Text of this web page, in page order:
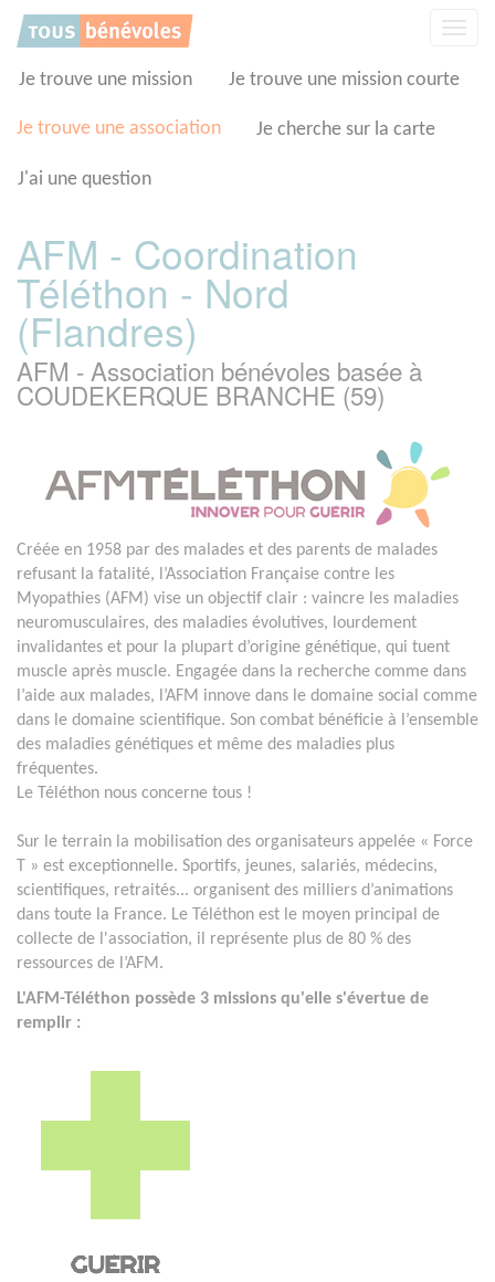
Je trouve une mission Je trouve une mission courte
Je trouve une association Je cherche sur la carte
J'ai une question
AFM - Coordination
Téléthon - Nord
(Flandres)
AFM - Association bénévoles basée à
COUDEKERQUE BRANCHE (59)
Créée en 1958 par des malades et des parents de malades
refusant la fatalité, l’Association Française contre les
Myopathies (AFM) vise un objectif clair : vaincre les maladies
neuromusculaires, des maladies évolutives, lourdement
invalidantes et pour la plupart d’origine génétique, qui tuent
muscle après muscle. Engagée dans la recherche comme dans
l’aide aux malades, l’AFM innove dans le domaine social comme
dans le domaine scientifique. Son combat bénéficie à l’ensemble
des maladies génétiques et même des maladies plus
fréquentes.
Le Téléthon nous concerne tous !
Sur le terrain la mobilisation des organisateurs appelée « Force
T » est exceptionnelle. Sportifs, jeunes, salariés, médecins,
scientifiques, retraités... organisent des milliers d’animations
dans toute la France. Le Téléthon est le moyen principal de
collecte de l'association, il représente plus de 80 % des
ressources de l’AFM.
L'AFM-Téléthon possède 3 missions qu'elle s'évertue de
remplir :
Panneau de gestion des cookies